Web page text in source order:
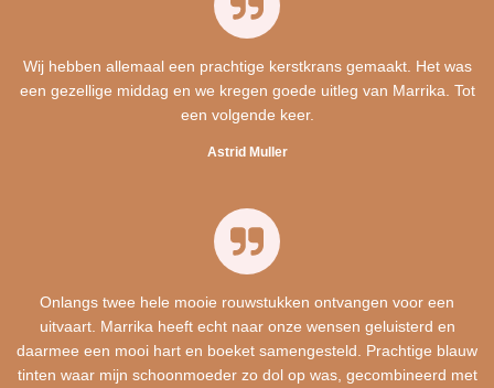
Wij hebben allemaal een prachtige kerstkrans gemaakt. Het was
een gezellige middag en we kregen goede uitleg van Marrika. Tot
een volgende keer.
Astrid Muller
Onlangs twee hele mooie rouwstukken ontvangen voor een
uitvaart. Marrika heeft echt naar onze wensen geluisterd en
daarmee een mooi hart en boeket samengesteld. Prachtige blauw
tinten waar mijn schoonmoeder zo dol op was, gecombineerd met